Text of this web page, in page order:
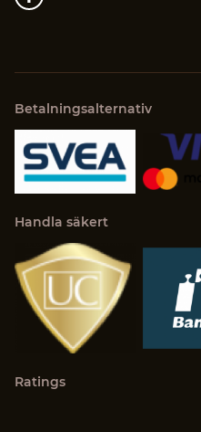
Betalningsalternativ
Handla säkert
Ratings